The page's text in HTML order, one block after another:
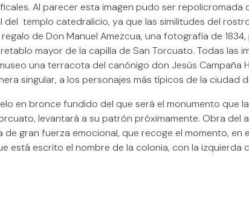
Al parecer esta imagen pudo ser repolicromada
templo catedralicio, ya que las similitudes del
de Don Manuel Amezcua, una fotografía de
mayor de la capilla de San Torcuato. Todas las
una terracota del canónigo don Jesús Campaña
singular, a los personajes más típicos de la ciudad
en bronce fundido del que será el monumento que
levantará a su patrón próximamente. Obra del
gran fuerza emocional, que recoge el momento, en
está escrito el nombre de la colonia, con la izquierda